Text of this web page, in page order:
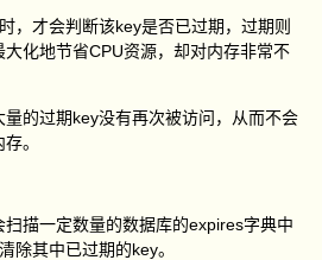
，才会判断该key是否已过期，过期则
化地节省CPU资源，却对内存非常不
的过期key没有再次被访问，从而不会
。
描一定数量的数据库的expires字典中
除其中已过期的key。